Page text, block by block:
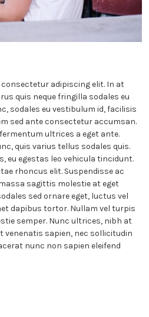
adipiscing elit. In at
quis neque fringilla sodales eu
sodales eu vestibulum id, facilisis
sed ante consectetur accumsan.
ultrices a eget ante.
quis varius tellus sodales quis.
eu egestas leo vehicula tincidunt.
rhoncus elit. Suspendisse ac
sagittis molestie at eget
sed ornare eget, luctus vel
dapibus tortor. Nullam vel turpis
semper. Nunc ultrices, nibh at
venenatis sapien, nec sollicitudin
nunc non sapien eleifend